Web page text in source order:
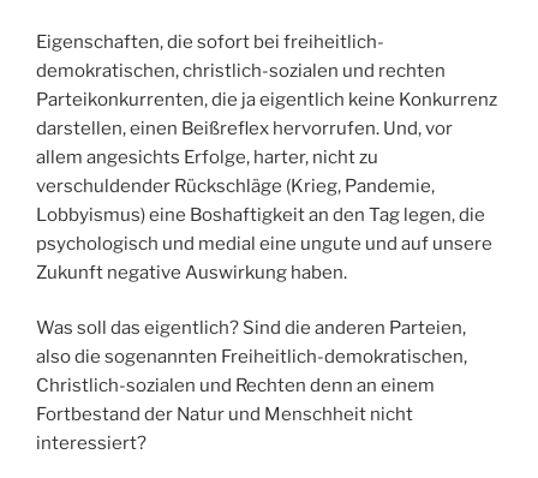
Eigenschaften, die sofort bei freiheitlich-
demokratischen, christlich-sozialen und rechten
Parteikonkurrenten, die ja eigentlich keine Konkurrenz
darstellen, einen Beißreflex hervorrufen. Und, vor
allem angesichts Erfolge, harter, nicht zu
verschuldender Rückschläge (Krieg, Pandemie,
Lobbyismus) eine Boshaftigkeit an den Tag legen, die
psychologisch und medial eine ungute und auf unsere
Zukunft negative Auswirkung haben.
Was soll das eigentlich? Sind die anderen Parteien,
also die sogenannten Freiheitlich-demokratischen,
Christlich-sozialen und Rechten denn an einem
Fortbestand der Natur und Menschheit nicht
interessiert?